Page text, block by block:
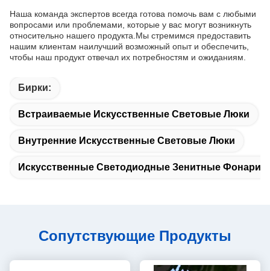
Наша команда экспертов всегда готова помочь вам с любыми
вопросами или проблемами, которые у вас могут возникнуть
относительно нашего продукта.Мы стремимся предоставить
нашим клиентам наилучший возможный опыт и обеспечить,
чтобы наш продукт отвечал их потребностям и ожиданиям.
Бирки:
Встраиваемые Искусственные Световые Люки
Внутренние Искусственные Световые Люки
Искусственные Светодиодные Зенитные Фонари
Сопутствующие Продукты